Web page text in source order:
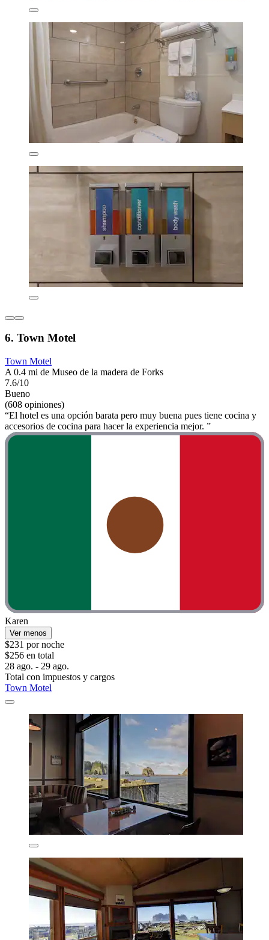
6. Town Motel
Town Motel
A 0.4 mi de Museo de la madera de Forks
7.6/10
Bueno
(608 opiniones)
“El hotel es una opción barata pero muy buena pues tiene cocina y
accesorios de cocina para hacer la experiencia mejor. ”
Karen
Ver menos
$231 por noche
$256 en total
28 ago. - 29 ago.
Total con impuestos y cargos
Town Motel